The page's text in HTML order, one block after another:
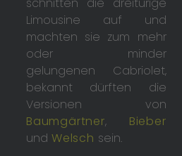
Limousine auf und
machten sie zum mehr
oder minder
gelungenen Cabriolet,
bekannt dürften die
Versionen von
Baumgärtner, Bieber
undWelsch sein.